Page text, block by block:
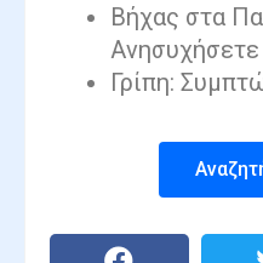
Βήχας στα
Ανησυχήσετε
Γρίπη: